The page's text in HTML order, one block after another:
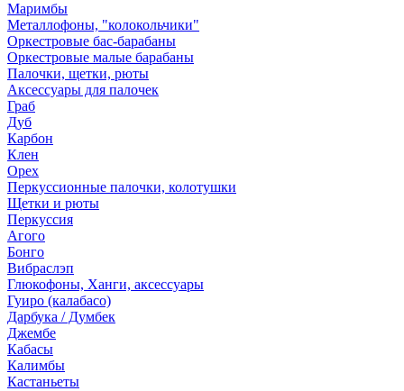
Маримбы
Металлофоны, "колокольчики"
Оркестровые бас-барабаны
Оркестровые малые барабаны
Палочки, щетки, рюты
Аксессуары для палочек
Граб
Дуб
Карбон
Клен
Орех
Перкуссионные палочки, колотушки
Щетки и рюты
Перкуссия
Агого
Бонго
Вибраслэп
Глюкофоны, Ханги, аксессуары
Гуиро (калабасо)
Дарбука / Думбек
Джембе
Кабасы
Калимбы
Кастаньеты